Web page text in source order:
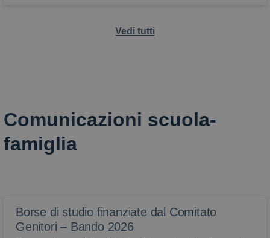
Vedi tutti
Comunicazioni scuola-
famiglia
Borse di studio finanziate dal Comitato
Genitori – Bando 2026